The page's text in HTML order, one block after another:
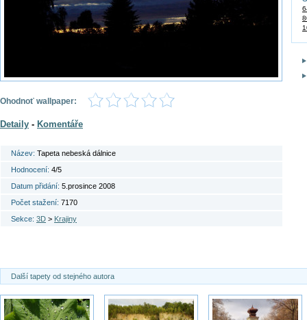
Ohodnoť wallpaper:
Detaily - Komentáře
Název: Tapeta nebeská dálnice
Hodnocení: 4/5
Datum přidání: 5.prosince 2008
Počet stažení: 7170
Sekce: 3D > Krajiny
Další tapety od stejného autora